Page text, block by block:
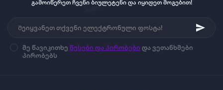
გამოიწერეთ ჩვენი ბიულეტენი და იყიდეთ მოგებით!
მე წავიკითხე წესები და პირობები და ვეთანხმები
პირობებს